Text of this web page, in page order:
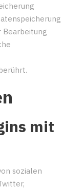
Bearbeitung
mit
sozialen